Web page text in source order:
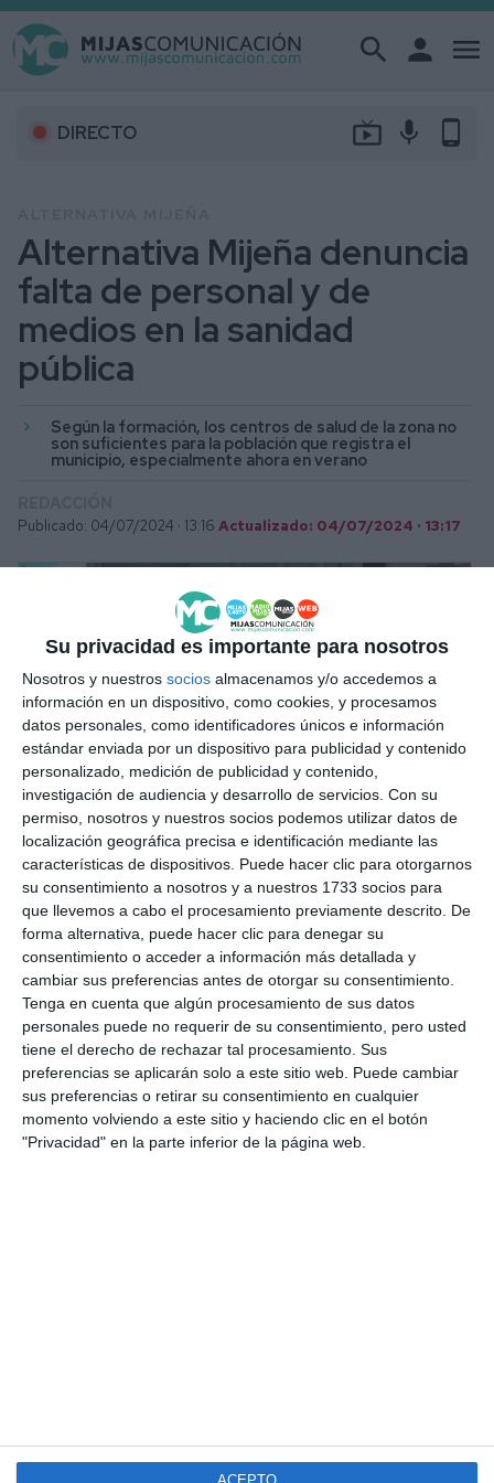
Su privacidad es importante para nosotros
Nosotros y nuestros socios almacenamos y/o accedemos a
información en un dispositivo, como cookies, y procesamos
datos personales, como identificadores únicos e información
estándar enviada por un dispositivo para publicidad y contenido
personalizado, medición de publicidad y contenido,
investigación de audiencia y desarrollo de servicios. Con su
permiso, nosotros y nuestros socios podemos utilizar datos de
localización geográfica precisa e identificación mediante las
características de dispositivos. Puede hacer clic para otorgarnos
su consentimiento a nosotros y a nuestros 1733 socios para
que llevemos a cabo el procesamiento previamente descrito. De
forma alternativa, puede hacer clic para denegar su
consentimiento o acceder a información más detallada y
cambiar sus preferencias antes de otorgar su consentimiento.
Tenga en cuenta que algún procesamiento de sus datos
personales puede no requerir de su consentimiento, pero usted
tiene el derecho de rechazar tal procesamiento. Sus
preferencias se aplicarán solo a este sitio web. Puede cambiar
sus preferencias o retirar su consentimiento en cualquier
momento volviendo a este sitio y haciendo clic en el botón
"Privacidad" en la parte inferior de la página web.
search person menu
DIRECTO live_tv mic phone_android
Alternativa Mijeña denuncia
falta de personal y de
medios en la sanidad
pública
Según la formación, los centros de salud de la zona no
son suficientes para la población que registra el
municipio, especialmente ahora en verano
Publicado: 04/07/2024 · 13:16 Actualizado: 04/07/2024 · 13:17
Miembros de Alternativa Mijeña y vecinos, ayer frente al Centro de
Salud de Las Lagunas. N. LUQUE.
ShareFacebookTwitterLinkedInMeneameWhatsAppMessage
EmailPrint
Estas carencias, dice, están aumentando las
listas de espera de los pacientes, “que ya pasan
de los 15 meses”
Alternativa Mijeña (AM) denunció en la tarde
del miércoles las carencias de la sanidad pública,
quejándose de los pocos centros de salud para la
deberían insistir más a la Junta de Andalucía con